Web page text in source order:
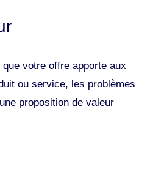
votre offre apporte aux
ou service, les problèmes
proposition de valeur